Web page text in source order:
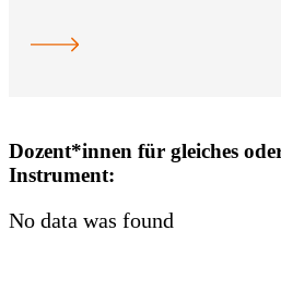
Dozent*innen für gleiches
Instrument:
No data was found